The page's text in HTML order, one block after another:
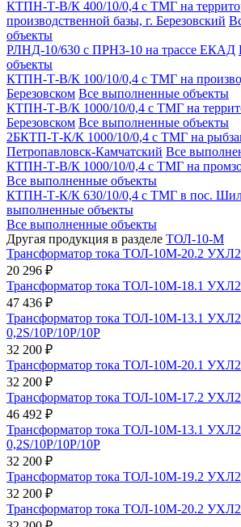
КТПН-Т-В/К 400/10/0,4 с ТМГ на
производственной базы, г. Березовский
объекты
РЛНД-10/630 с ПРНЗ-10 на трассе ЕКАД
объекты
КТПН-Т-В/К 100/10/0,4 с ТМГ на
Березовском Все выполненные объекты
КТПН-Т-В/К 1000/10/0,4 с ТМГ на
Березовском Все выполненные объекты
2БКТП-Т-К/К 1000/10/0,4 с ТМГ на
Петропавловск-Камчатский Все
КТПН-Т-В/К 1000/10/0,4 с ТМГ на
Все выполненные объекты
КТПН-Т-К/К 630/10/0,4 с ТМГ в пос.
выполненные объекты
Все выполненные объекты
Другая продукция в разделе ТОЛ-10-М
Трансформатор тока ТОЛ-10М-20.2 УХЛ2
20 296 ₽
Трансформатор тока ТОЛ-10М-18.1 УХЛ2
47 436 ₽
Трансформатор тока ТОЛ-10М-13.1 УХЛ2
0,2S/10Р/10Р/10Р
32 200 ₽
Трансформатор тока ТОЛ-10М-20.1 УХЛ2
32 200 ₽
Трансформатор тока ТОЛ-10М-17.2 УХЛ2
46 492 ₽
Трансформатор тока ТОЛ-10М-13.1
0,2S/10Р/10Р/10Р
32 200 ₽
Трансформатор тока ТОЛ-10М-19.2 УХЛ2
32 200 ₽
Трансформатор тока ТОЛ-10М-20.2 УХЛ2